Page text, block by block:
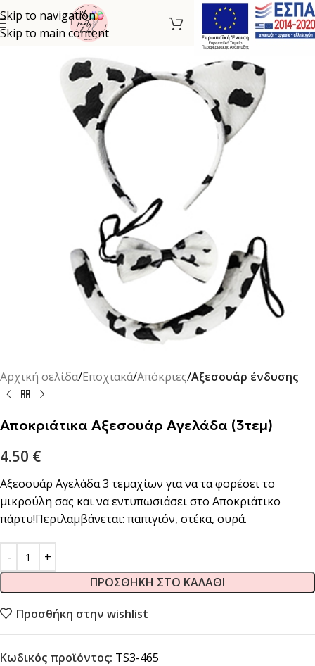
Skip to navigation
Skip to main content
Αρχική σελίδα Εποχιακά Απόκριες Αξεσουάρ ένδυσης
Αποκριάτικα Αξεσουάρ Αγελάδα (3τεμ)
4.50 €
Αξεσουάρ Αγελάδα 3 τεμαχίων για να τα φορέσει το
μικρούλη σας και να εντυπωσιάσει στο Αποκριάτικο
πάρτυ!Περιλαμβάνεται: παπιγιόν, στέκα, ουρά.
ΠΡΟΣΘΉΚΗ ΣΤΟ ΚΑΛΆΘΙ
Προσθήκη στην wishlist
Κωδικός προϊόντος: TS3-465